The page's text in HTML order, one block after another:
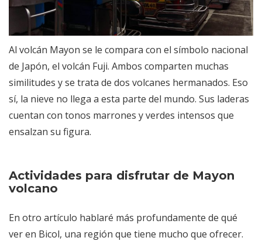
Al volcán Mayon se le compara con el símbolo nacional
de Japón, el volcán Fuji. Ambos comparten muchas
similitudes y se trata de dos volcanes hermanados. Eso
sí, la nieve no llega a esta parte del mundo. Sus laderas
cuentan con tonos marrones y verdes intensos que
ensalzan su figura.
Actividades para disfrutar de Mayon
volcano
En otro artículo hablaré más profundamente de qué
ver en Bicol, una región que tiene mucho que ofrecer.